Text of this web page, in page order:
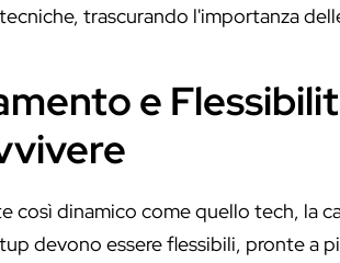
trascurando l'importanza
e
così dinamico come quello tech, la
devono essere flessibili, pronte a